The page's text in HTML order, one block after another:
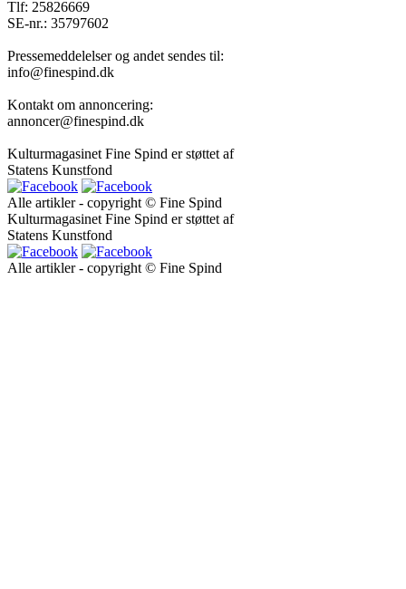
Tlf: 25826669
SE-nr.: 35797602
Pressemeddelelser og andet sendes til:
info@finespind.dk
Kontakt om annoncering:
annoncer@finespind.dk
Kulturmagasinet Fine Spind er støttet af
Statens Kunstfond
Alle artikler - copyright © Fine Spind
Kulturmagasinet Fine Spind er støttet af
Statens Kunstfond
Alle artikler - copyright © Fine Spind